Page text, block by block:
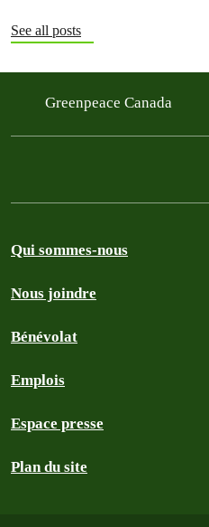
See all posts
Greenpeace Canada
Qui sommes-nous
Nous joindre
Bénévolat
Emplois
Espace presse
Plan du site